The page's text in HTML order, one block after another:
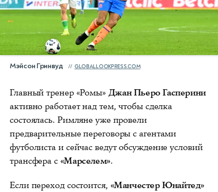
Мэйсон Гринвуд GLOBALLOOKPRESS.COM
Главный тренер «Ромы» Джан Пьеро Гасперини
активно работает над тем, чтобы сделка
состоялась. Римляне уже провели
предварительные переговоры с агентами
футболиста и сейчас ведут обсуждение условий
трансфера с «Марселем».
Если переход состоится, «Манчестер Юнайтед»